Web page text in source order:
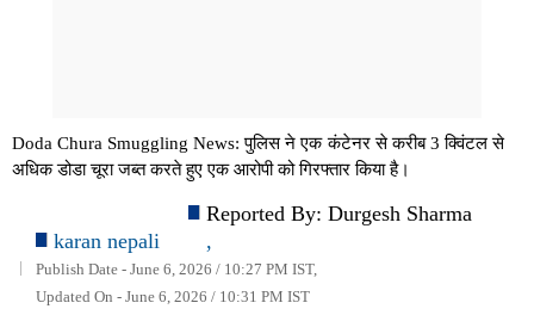
Doda Chura Smuggling News: पुलिस ने एक कंटेनर से करीब 3 क्विंटल से
अधिक डोडा चूरा जब्त करते हुए एक आरोपी को गिरफ्तार किया है।
karan nepali
Reported By: Durgesh Sharma
,
Publish Date - June 6, 2026 / 10:27 PM IST,
Updated On - June 6, 2026 / 10:31 PM IST